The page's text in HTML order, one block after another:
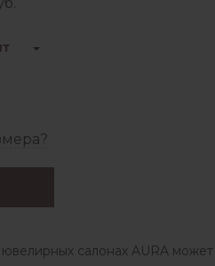
салонах AURA